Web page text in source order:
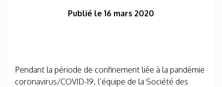
Publié le 16 mars 2020
Pendant la période de confinement liée à la pandémie
coronavirus/COVID-19, l’équipe de la Société des